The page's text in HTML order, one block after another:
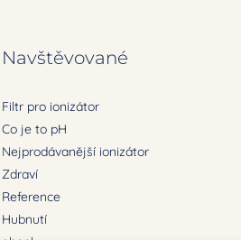
Navštěvované
Filtr pro ionizátor
Co je to pH
Nejprodávanější ionizátor
Zdraví
Reference
Hubnutí